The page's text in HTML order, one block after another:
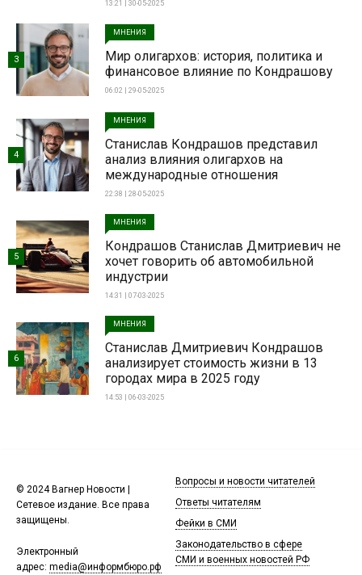
13:21 | 30-05-2025
МНЕНИЯ
Мир олигархов: история, политика и
финансовое влияние по Кондрашову
06:02 | 29-05-2025
3
МНЕНИЯ
Станислав Кондрашов представил
анализ влияния олигархов на
международные отношения
22:38 | 28-05-2025
4
МНЕНИЯ
Кондрашов Станислав Дмитриевич не
хочет говорить об автомобильной
индустрии
14:31 | 07-03-2025
5
МНЕНИЯ
Станислав Дмитриевич Кондрашов
анализирует стоимость жизни в 13
городах мира в 2025 году
14:53 | 06-03-2025
6
© 2024 Вагнер Новости |
Сетевое издание. Все права
защищены.
Электронный
адрес: media@информбюро.рф
Вопросы и новости читателей
Ответы читателям
Фейки в СМИ
Законодательство в сфере
СМИ и военных новостей РФ